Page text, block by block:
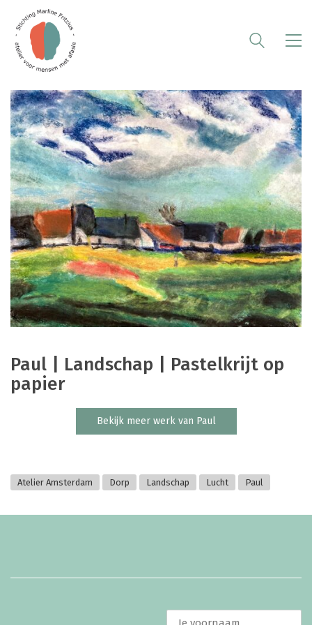
Paul | Landschap | Pastelkrijt op
papier
Bekijk meer werk van Paul
Atelier Amsterdam Dorp Landschap Lucht Paul